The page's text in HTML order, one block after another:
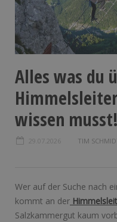
Alles was du
wissen musst!
29.07.2026 TIM
Wer auf der Suche nach
kommt an der
Salzkammergut kaum